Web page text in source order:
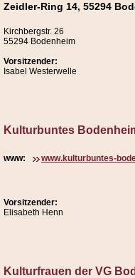
Zeidler-Ring 14, 55294
Kirchbergstr. 26
55294 Bodenheim
Vorsitzender:
Isabel Westerwelle
Kulturbuntes
www: www.kulturbuntes-
Vorsitzender:
Elisabeth Henn
Kulturfrauen der VG